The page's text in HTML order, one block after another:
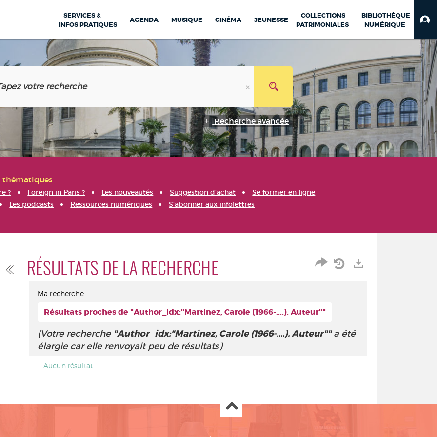
SERVICES &
INFOS PRATIQUES
AGENDA MUSIQUE CINÉMA JEUNESSE
COLLECTIONS
PATRIMONIALES
BIBLIOTHÈQUE
NUMÉRIQUE
Recherche avancée
thématiques
? Foreign in Paris ? Les nouveautés Suggestion d'achat
Se former en ligne
Les podcasts Ressources numériques S'abonner aux infolettres
RÉSULTATS DE LA RECHERCHE
la
recherches
Ma recherche :
Résultats proches de "Author_idx:"Martinez, Carole (1966-....). Auteur""
(Votre recherche "Author_idx:"Martinez, Carole (1966-....). Auteur""a été
élargie car elle renvoyait peu de résultats)
Aucun résultat.